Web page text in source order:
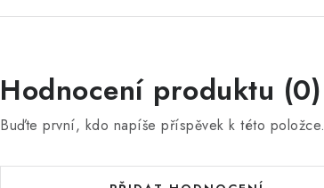
Hodnocení produktu (0)
Buďte první, kdo napíše příspěvek k této položce.